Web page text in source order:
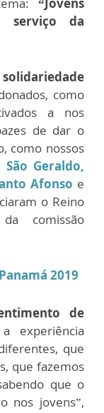
“Jovens
serviço da
solidariedade
como
a nos
de dar o
como nossos
São Geraldo,
Afonso e
o Reino
comissão
2019
de
experiência
que
que fazemos
que o
nos jovens”,